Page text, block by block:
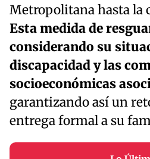
Metropolitana hasta la
Esta medida de
considerando su
discapacidad y las
socioeconómicas
garantizando así un
entrega formal a su